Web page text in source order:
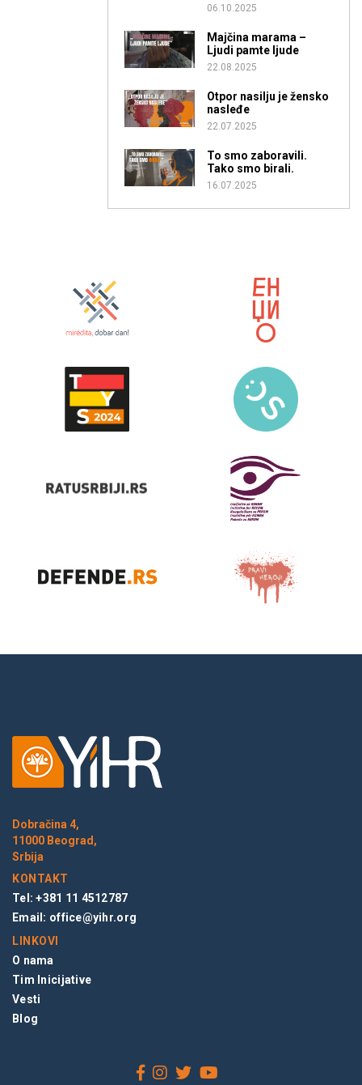
06.10.2025
Majčina marama –
Ljudi pamte ljude
22.08.2025
Otpor nasilju je žensko
nasleđe
22.07.2025
To smo zaboravili.
Tako smo birali.
16.07.2025
Dobračina 4,
11000 Beograd,
Srbija
KONTAKT
Tel: +381 11 4512787
Email: office@yihr.org
LINKOVI
O nama
Tim Inicijative
Vesti
Blog